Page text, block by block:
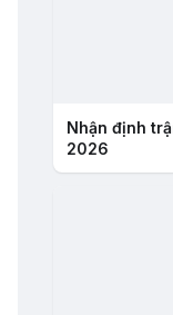
Nhận định
2026